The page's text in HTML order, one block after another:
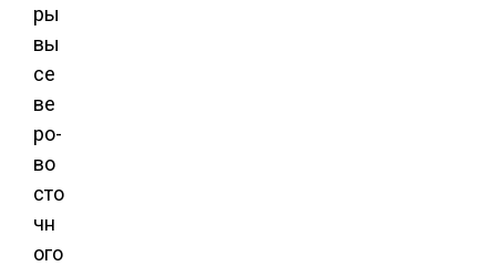
ры
вы
се
ве
ро-
во
сто
чн
ого